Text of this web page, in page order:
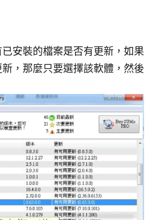
安裝的檔案是否有更新，如果
，那麼只要選擇該軟體，然後